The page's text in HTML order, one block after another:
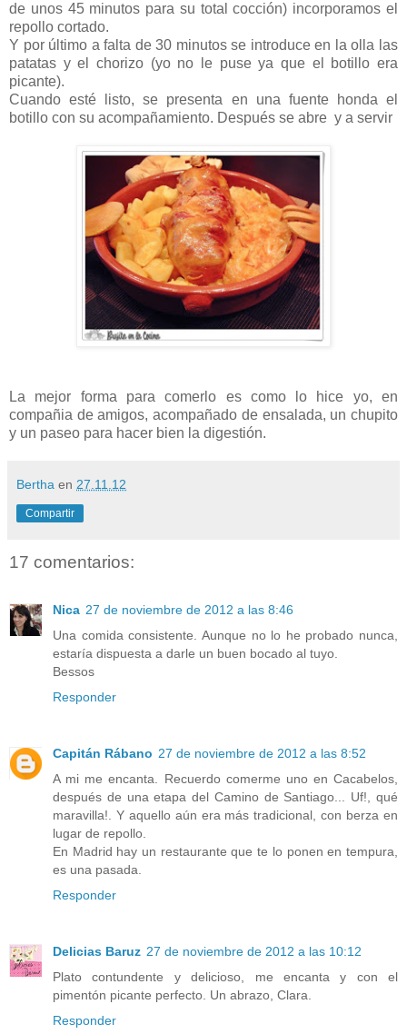
de unos 45 minutos para su total cocción) incorporamos el
repollo cortado.
Y por último a falta de 30 minutos se introduce en la olla las
patatas y el chorizo (yo no le puse ya que el botillo era
picante).
Cuando esté listo, se presenta en una fuente honda el
botillo con su acompañamiento. Después se abre y a servir
La mejor forma para comerlo es como lo hice yo, en
compañia de amigos, acompañado de ensalada, un chupito
y un paseo para hacer bien la digestión.
Bertha en 27.11.12
Compartir
17 comentarios:
Nica 27 de noviembre de 2012 a las 8:46
Una comida consistente. Aunque no lo he probado nunca,
estaría dispuesta a darle un buen bocado al tuyo.
Bessos
Responder
Capitán Rábano 27 de noviembre de 2012 a las 8:52
A mi me encanta. Recuerdo comerme uno en Cacabelos,
después de una etapa del Camino de Santiago... Uf!, qué
maravilla!. Y aquello aún era más tradicional, con berza en
lugar de repollo.
En Madrid hay un restaurante que te lo ponen en tempura,
es una pasada.
Responder
Delicias Baruz 27 de noviembre de 2012 a las 10:12
Plato contundente y delicioso, me encanta y con el
pimentón picante perfecto. Un abrazo, Clara.
Responder